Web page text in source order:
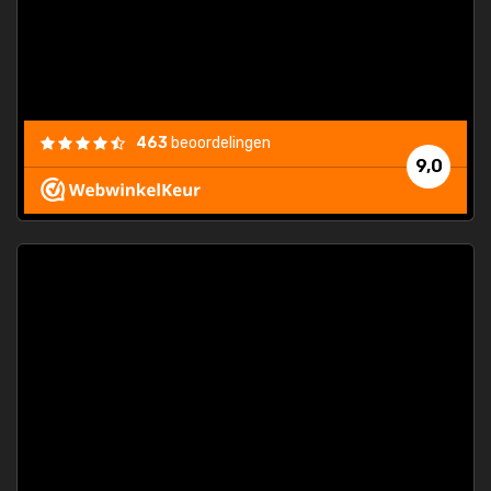
9,0
463 beoordelingen